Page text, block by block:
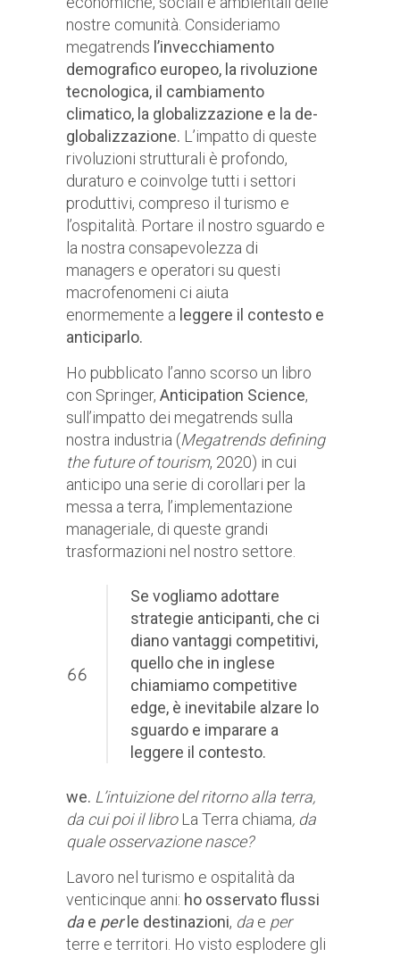
nostre comunità. Consideriamo
megatrends l’invecchiamento
demografico europeo, la rivoluzione
tecnologica, il cambiamento
climatico, la globalizzazione e la de-
globalizzazione. L’impatto di queste
rivoluzioni strutturali è profondo,
duraturo e coinvolge tutti i settori
produttivi, compreso il turismo e
l’ospitalità. Portare il nostro sguardo e
la nostra consapevolezza di
managers e operatori su questi
macrofenomeni ci aiuta
enormemente a leggere il contesto e
anticiparlo.
Ho pubblicato l’anno scorso un libro
con Springer, Anticipation Science,
sull’impatto dei megatrends sulla
nostra industria (Megatrends defining
the future of tourism, 2020) in cui
anticipo una serie di corollari per la
messa a terra, l’implementazione
manageriale, di queste grandi
trasformazioni nel nostro settore.
Se vogliamo adottare
strategie anticipanti, che ci
diano vantaggi competitivi,
quello che in inglese
chiamiamo competitive
edge, è inevitabile alzare lo
sguardo e imparare a
leggere il contesto.
we. L’intuizione del ritorno alla terra,
da cui poi il libro La Terra chiama, da
quale osservazione nasce?
Lavoro nel turismo e ospitalità da
venticinque anni: ho osservato flussi
dae perle destinazioni, da e per
terre e territori. Ho visto esplodere gli